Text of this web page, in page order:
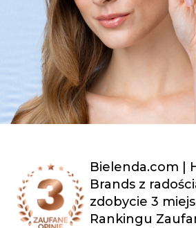
Bielenda.com |
Brands z
zdobycie 3
Rankingu